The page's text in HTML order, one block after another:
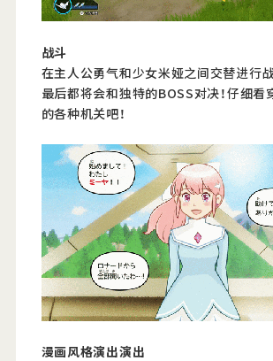
战斗
在主人公勇气和少女米娅之间交替进行
最后都将会和独特的BOSS对决！仔细看
的各种机关吧！
漫画风格演出演出